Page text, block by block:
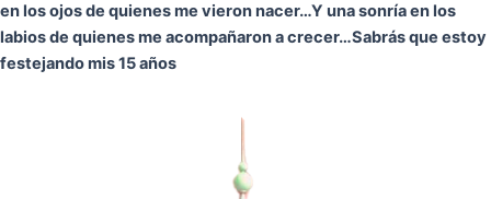
en los ojos de quienes me vieron nacer…Y una sonría en los
labios de quienes me acompañaron a crecer…Sabrás que estoy
festejando mis 15 años